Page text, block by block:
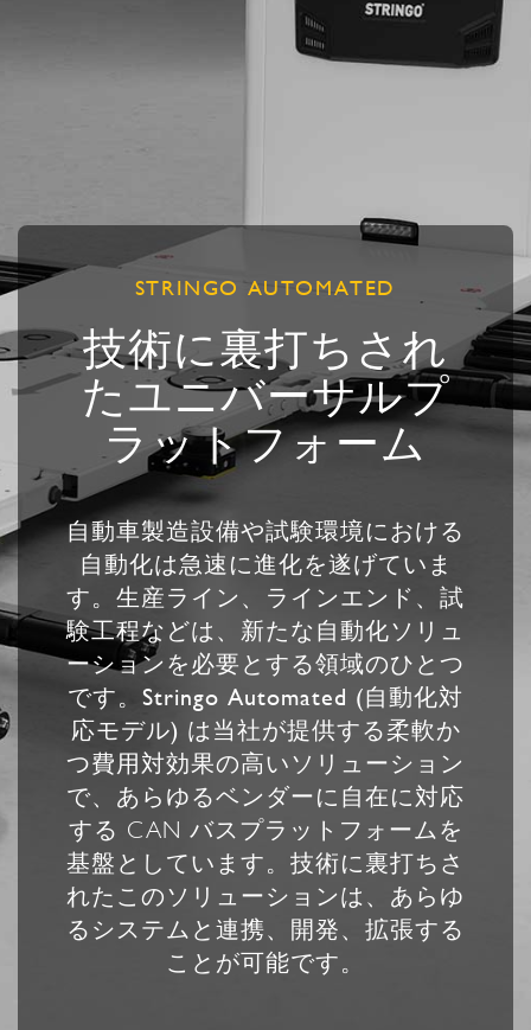
STRINGO AUTOMATED
技術に裏打ちされ
たユニバーサルプ
ラットフォーム
自動車製造設備や試験環境における
自動化は急速に進化を遂げていま
す。生産ライン、ラインエンド、試
験工程などは、新たな自動化ソリュ
ーションを必要とする領域のひとつ
です。 Stringo Automated (自動化対
応モデル) は当社が提供する柔軟か
つ費用対効果の高いソリューション
で、あらゆるベンダーに自在に対応
する CAN バスプラットフォームを
基盤としています。技術に裏打ちさ
れたこのソリューションは、あらゆ
るシステムと連携、開発、拡張する
ことが可能です。